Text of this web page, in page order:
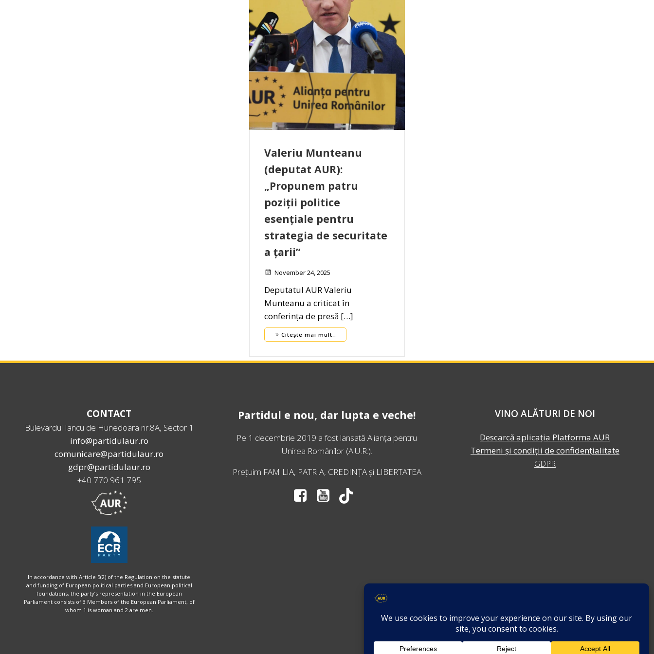
Valeriu Munteanu
(deputat AUR):
„Propunem patru
poziții politice
esențiale pentru
strategia de securitate
a țarii”
November 24, 2025
Deputatul AUR Valeriu
Munteanu a criticat în
conferința de presă […]
Citește mai mult..
CONTACT
Bulevardul Iancu de Hunedoara nr.8A, Sector 1
info@partidulaur.ro
comunicare@partidulaur.ro
gdpr@partidulaur.ro
+40 770 961 795
In accordance with Article 5(2) of the Regulation on the statute
and funding of European political parties and European political
foundations, the party’s representation in the European
Parliament consists of 3 Members of the European Parliament, of
whom 1 is woman and 2 are men.
Partidul e nou, dar lupta e veche!
Pe 1 decembrie 2019 a fost lansatăAlianța pentru
Unirea Românilor(A.U.R.).
Prețuim FAMILIA, PATRIA, CREDINȚA și LIBERTATEA
VINO ALĂTURI DE NOI
Descarcă aplicația Platforma AUR
Termeni și condiții de confidențialitate
GDPR